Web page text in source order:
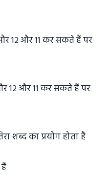
12 और 11 कर सकते हैं पर
12 और 11 कर सकते हैं पर
शब्द का प्रयोग होता हैं